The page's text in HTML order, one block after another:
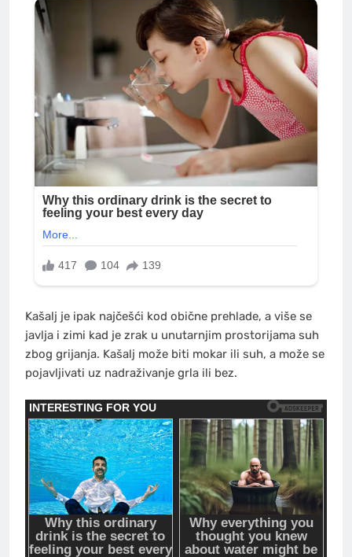
Kašalj je ipak najčešći kod obične prehlade, a više se
javlja i zimi kad je zrak u unutarnjim prostorijama suh
zbog grijanja. Kašalj može biti mokar ili suh, a može se
pojavljivati uz nadraživanje grla ili bez.